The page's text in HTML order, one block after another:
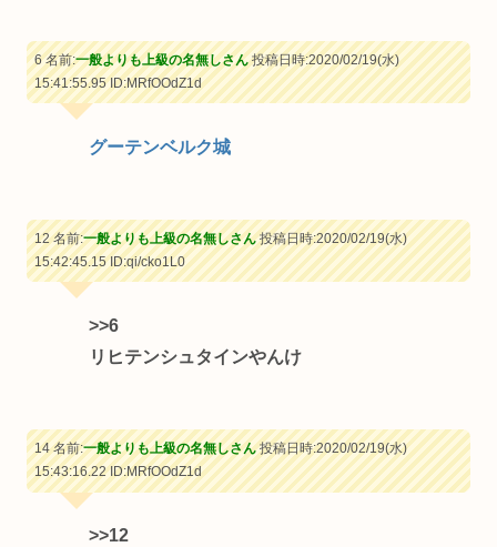
6 名前:一般よりも上級の名無しさん投稿日時:2020/02/19(水)
15:41:55.95ID:MRfOOdZ1d
グーテンベルク城
12 名前:一般よりも上級の名無しさん投稿日時:2020/02/19(水)
15:42:45.15ID:qi/cko1L0
>>6
リヒテンシュタインやんけ
14 名前:一般よりも上級の名無しさん投稿日時:2020/02/19(水)
15:43:16.22ID:MRfOOdZ1d
>>12